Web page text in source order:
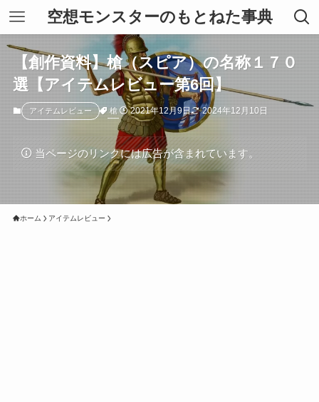
空想モンスターのもとねた事典
【創作資料】槍（スピア）の名称１７０
選【アイテムレビュー第6回】
アイテムレビュー 槍 2021年12月9日 2024年12月10日
当ページのリンクには広告が含まれています。
ホーム アイテムレビュー